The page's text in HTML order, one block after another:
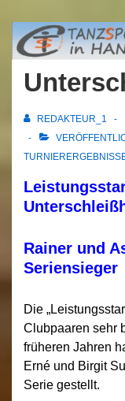
Zum
Inhalt
REDAKTEUR_1
Rainer und
Seriensieger
Die
Clubpaaren sehr
früheren Jahren
Erné und Birgit
Serie gestellt.